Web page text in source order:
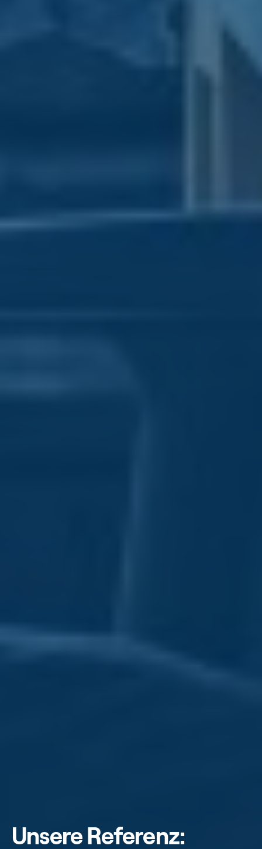
Unsere Referenz: